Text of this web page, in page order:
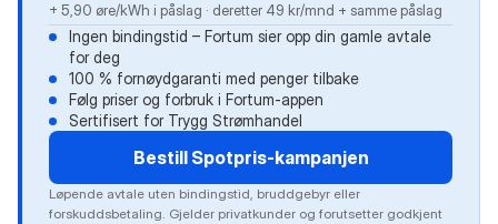
+ 5,90 øre/kWh i påslag · deretter 49 kr/mnd + samme påslag
Ingen bindingstid – Fortum sier opp din gamle avtale
for deg
100 % fornøydgaranti med penger tilbake
Følg priser og forbruk i Fortum-appen
Sertifisert for Trygg Strømhandel
Bestill Spotpris-kampanjen
Løpende avtale uten bindingstid, bruddgebyr eller
forskuddsbetaling. Gjelder privatkunder og forutsetter godkjent